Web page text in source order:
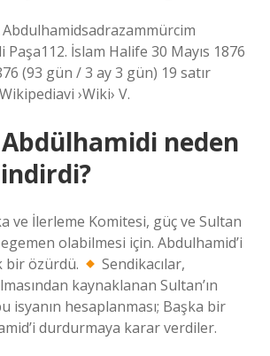
Paşa112. İslam Halife 30 Mayıs 1876
(93 gün / 3 ay 3 gün) 19 satır
›Wiki› V.
neden
ve İlerleme Komitesi, güç ve Sultan
olabilmesi için. Abdulhamid’i
bir özürdü.
Sendikacılar,
kaynaklanan Sultan’ın
isyanın hesaplanması; Başka bir
durdurmaya karar verdiler.